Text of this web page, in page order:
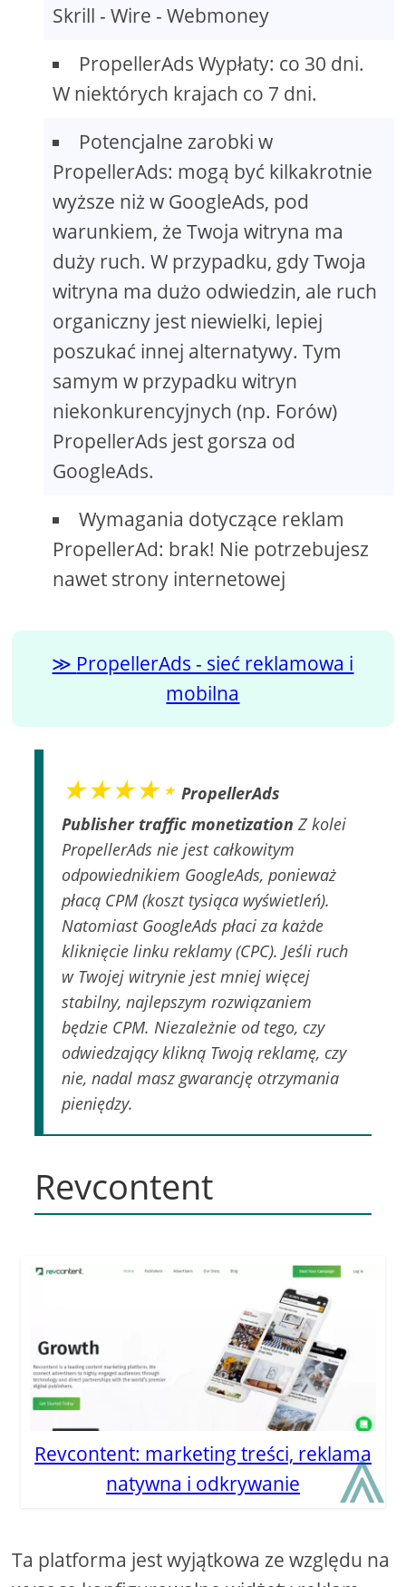
Skrill - Wire - Webmoney
PropellerAds Wypłaty: co 30 dni.
W niektórych krajach co 7 dni.
Potencjalne zarobki w
PropellerAds: mogą być kilkakrotnie
wyższe niż w GoogleAds, pod
warunkiem, że Twoja witryna ma
duży ruch. W przypadku, gdy Twoja
witryna ma dużo odwiedzin, ale ruch
organiczny jest niewielki, lepiej
poszukać innej alternatywy. Tym
samym w przypadku witryn
niekonkurencyjnych (np. Forów)
PropellerAds jest gorsza od
GoogleAds.
Wymagania dotyczące reklam
PropellerAd: brak! Nie potrzebujesz
nawet strony internetowej
PropellerAds - sieć reklamowa i
mobilna
★★★★⋆ PropellerAds
Publisher traffic monetization Z kolei
PropellerAds nie jest całkowitym
odpowiednikiem GoogleAds, ponieważ
płacą CPM (koszt tysiąca wyświetleń).
Natomiast GoogleAds płaci za każde
kliknięcie linku reklamy (CPC). Jeśli ruch
w Twojej witrynie jest mniej więcej
stabilny, najlepszym rozwiązaniem
będzie CPM. Niezależnie od tego, czy
odwiedzający klikną Twoją reklamę, czy
nie, nadal masz gwarancję otrzymania
pieniędzy.
Revcontent
Revcontent: marketing treści, reklama
natywna i odkrywanie
Ta platforma jest wyjątkowa ze względu na
⩓